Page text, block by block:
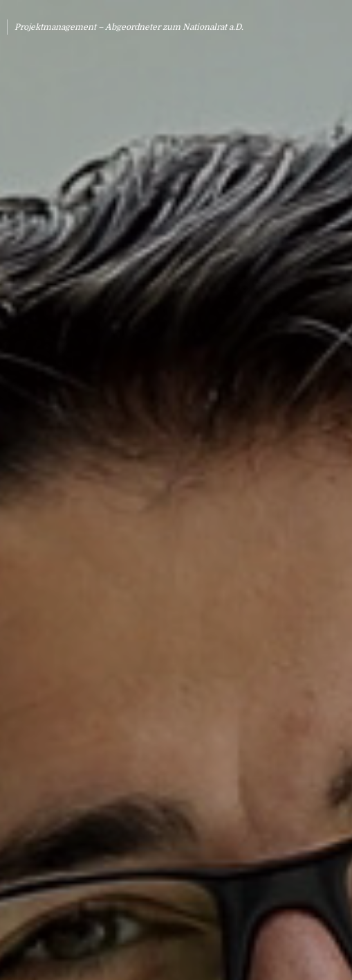
Projektmanagement – Abgeordneter zum Nationalrat a.D.